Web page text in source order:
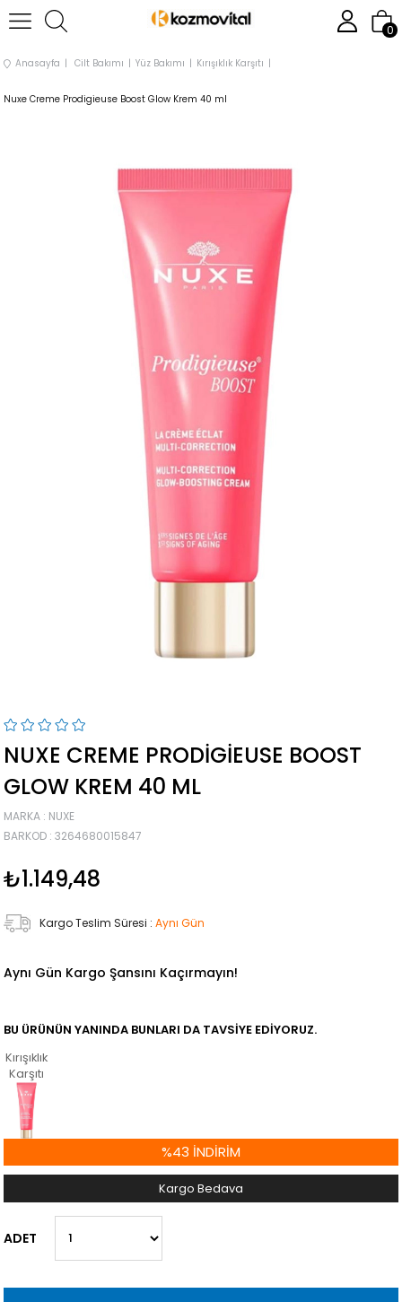
0
Anasayfa Cilt Bakımı Yüz Bakımı Kırışıklık Karşıtı
Nuxe Creme Prodigieuse Boost Glow Krem 40 ml
NUXE CREME PRODIGIEUSE BOOST
GLOW KREM 40 ML
MARKA : NUXE
BARKOD : 3264680015847
₺1.149,48
Kargo Teslim Süresi : Aynı Gün
Aynı Gün Kargo Şansını Kaçırmayın!
BU ÜRÜNÜN YANINDA BUNLARI DA TAVSIYE EDIYORUZ.
Kırışıklık
Karşıtı
%43 İNDIRIM
Kargo Bedava
ADET